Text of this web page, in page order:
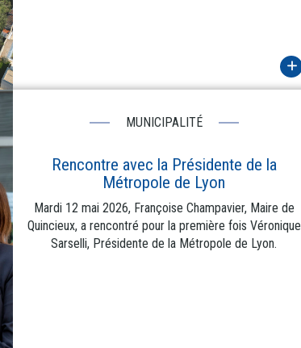
MUNICIPALITÉ
Rencontre avec la Présidente de la
Métropole de Lyon
Mardi 12 mai 2026, Françoise Champavier, Maire de
Quincieux, a rencontré pour la première fois Véronique
Sarselli, Présidente de la Métropole de Lyon.